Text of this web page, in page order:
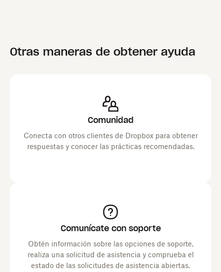
Otras maneras de obtener ayuda
Comunidad
Conecta con otros clientes de Dropbox para obtener
respuestas y conocer las prácticas recomendadas.
Comunícate con soporte
Obtén información sobre las opciones de soporte,
realiza una solicitud de asistencia y comprueba el
estado de las solicitudes de asistencia abiertas.